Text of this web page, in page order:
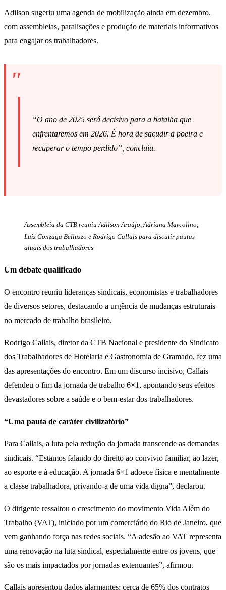
Adilson sugeriu uma agenda de mobilização ainda em dezembro,
com assembleias, paralisações e produção de materiais informativos
para engajar os trabalhadores.
“O ano de 2025 será decisivo para a batalha que
enfrentaremos em 2026. É hora de sacudir a poeira e
recuperar o tempo perdido”, concluiu.
Assembleia da CTB reuniu Adilson Araújo, Adriana Marcolino,
Luiz Gonzaga Belluzzo e Rodrigo Callais para discutir pautas
atuais dos trabalhadores
Um debate qualificado
O encontro reuniu lideranças sindicais, economistas e trabalhadores
de diversos setores, destacando a urgência de mudanças estruturais
no mercado de trabalho brasileiro.
Rodrigo Callais, diretor da CTB Nacional e presidente do Sindicato
dos Trabalhadores de Hotelaria e Gastronomia de Gramado, fez uma
das apresentações do encontro. Em um discurso incisivo, Callais
defendeu o fim da jornada de trabalho 6×1, apontando seus efeitos
devastadores sobre a saúde e o bem-estar dos trabalhadores.
“Uma pauta de caráter civilizatório”
Para Callais, a luta pela redução da jornada transcende as demandas
sindicais. “Estamos falando do direito ao convívio familiar, ao lazer,
ao esporte e à educação. A jornada 6×1 adoece física e mentalmente
a classe trabalhadora, privando-a de uma vida digna”, declarou.
O dirigente ressaltou o crescimento do movimento Vida Além do
Trabalho (VAT), iniciado por um comerciário do Rio de Janeiro, que
vem ganhando força nas redes sociais. “A adesão ao VAT representa
uma renovação na luta sindical, especialmente entre os jovens, que
são os mais impactados por jornadas extenuantes”, afirmou.
Callais apresentou dados alarmantes: cerca de 65% dos contratos